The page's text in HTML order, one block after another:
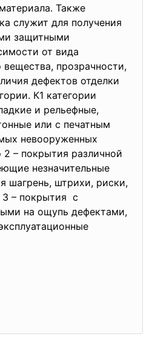
Также
служит для получения
защитными
от вида
прозрачности,
дефектов отделки
К1 категории
и рельефные,
или с печатным
невооруженных
2 – покрытия различной
незначительные
шагрень, штрихи, риски,
3 – покрытия с
на ощупь дефектами,